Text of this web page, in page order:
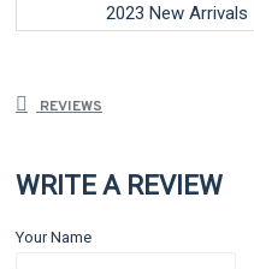
2023 New Arrivals
REVIEWS
WRITE A REVIEW
Your Name